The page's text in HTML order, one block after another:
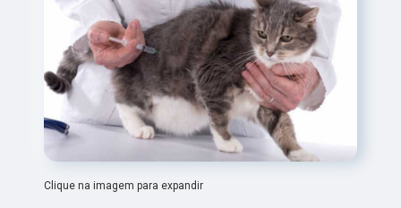
Clique na imagem para expandir